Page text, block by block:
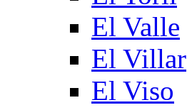
El Valle
El Villar
El Viso